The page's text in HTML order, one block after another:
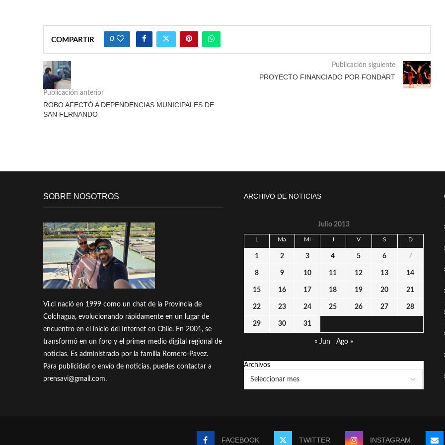
COMPARTIR 0
Publicación anterior
ROBO AFECTÓ A DEPENDENCIAS MUNICIPALES DE
SAN FERNANDO
Publicación siguiente
PROYECTO FINANCIADO POR FONDART
SOBRE NOSOTROS
Vi.cl nació en 1999 como un chat de la Provincia de
Colchagua, evolucionando rápidamente en un lugar de
encuentro en el inicio del Internet en Chile. En 2001, se
transformó en un foro y el primer medio digital regional de
noticias. Es administrado por la familia Romero-Pavez.
Para publicidad o envío de noticias, puedes contactar a
prensavi@gmail.com.
ARCHIVO DE NOTICIAS
Julio 2013
L Ma Mi J V S D
1 2 3 4 5 6 7
8 9 10 11 12 13 14
15 16 17 18 19 20 21
22 23 24 25 26 27 28
29 30 31
« Jun Ago »
Archivos
FACEBOOK TWITTER INSTAGRAM